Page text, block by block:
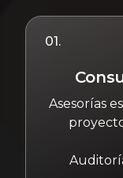
Asesorías
01.